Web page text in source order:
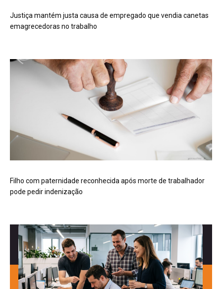
Justiça mantém justa causa de empregado que vendia canetas
emagrecedoras no trabalho
Filho com paternidade reconhecida após morte de trabalhador
pode pedir indenização